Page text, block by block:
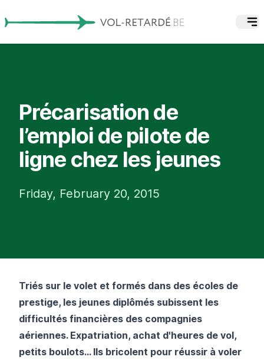
Précarisation de
l’emploi de pilote de
ligne chez les jeunes
Friday, February 20, 2015
Triés sur le volet et formés dans des écoles de
prestige, les jeunes diplômés subissent les
difficultés financières des compagnies
aériennes. Expatriation, achat d'heures de vol,
petits boulots... Ils bricolent pour réussir à voler